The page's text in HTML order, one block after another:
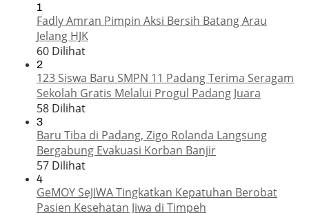
1
Fadly Amran Pimpin Aksi Bersih Batang Arau
Jelang HJK
60 Dilihat
2
123 Siswa Baru SMPN 11 Padang Terima Seragam
Sekolah Gratis Melalui Progul Padang Juara
58 Dilihat
3
Baru Tiba di Padang, Zigo Rolanda Langsung
Bergabung Evakuasi Korban Banjir
57 Dilihat
4
GeMOY SeJIWA Tingkatkan Kepatuhan Berobat
Pasien Kesehatan Jiwa di Timpeh